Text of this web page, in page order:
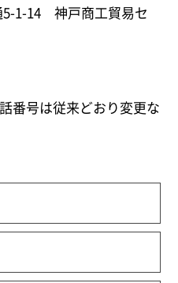
5-1-14 神戸商工貿易セ
番号は従来どおり変更な